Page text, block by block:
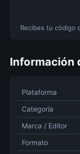
Recibes tu código
Información
Plataforma
Categoría
Marca / Editor
Formato